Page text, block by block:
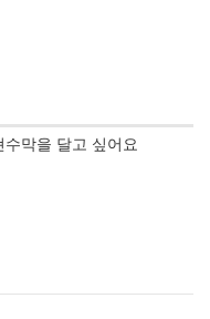
수막을 달고 싶어요